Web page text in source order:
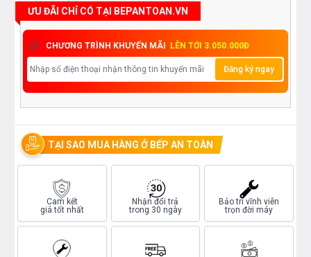
ƯU ĐÃI CHỈ CÓ TẠI BEPANTOAN.VN
CHƯƠNG TRÌNH KHUYẾN MÃI LÊN TỚI 3.050.000Đ
Đăng ký ngay
TẠI SAO MUA HÀNG Ở BẾP AN TOÀN
Cam kết
giá tốt nhất
Nhận đổi trả
trong 30 ngày
Bảo trì vĩnh viễn
trọn đời máy